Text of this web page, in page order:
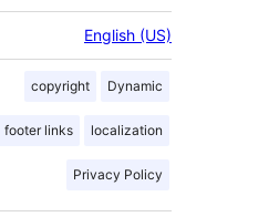
English (US)
copyright Dynamic
footer links localization
Privacy Policy